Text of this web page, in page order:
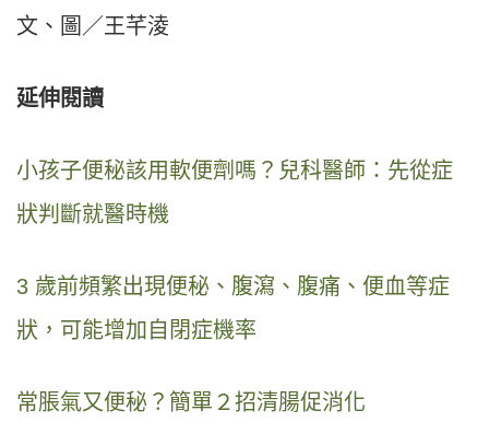
文、圖／王芊淩
延伸閱讀
小孩子便秘該用軟便劑嗎？兒科醫師：先從症
狀判斷就醫時機
3 歲前頻繁出現便秘、腹瀉、腹痛、便血等症
狀，可能增加自閉症機率
常脹氣又便秘？簡單２招清腸促消化